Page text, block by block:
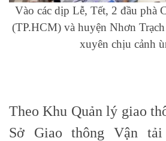
Vào các dịp Lễ, Tết, 2 đầu phà
(TP.HCM) và huyện Nhơn
xuyên chịu cảnh
Theo Khu Quản lý giao
Sở Giao thông Vận tải